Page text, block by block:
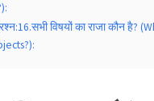
विषयों का राजा कौन है?